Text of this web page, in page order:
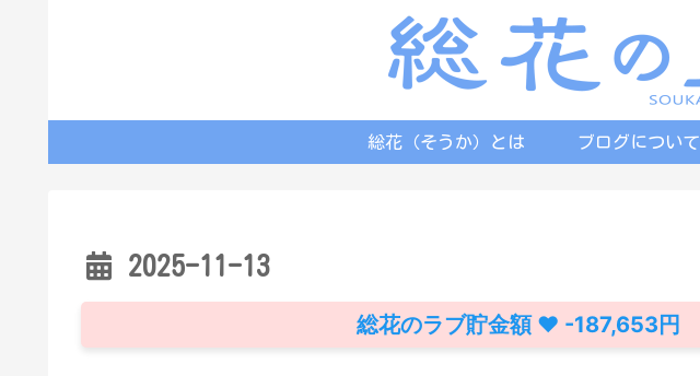
総花（そうか）とは ブログについて
2025-11-13
総花のラブ貯金額 ♥ -187,653円